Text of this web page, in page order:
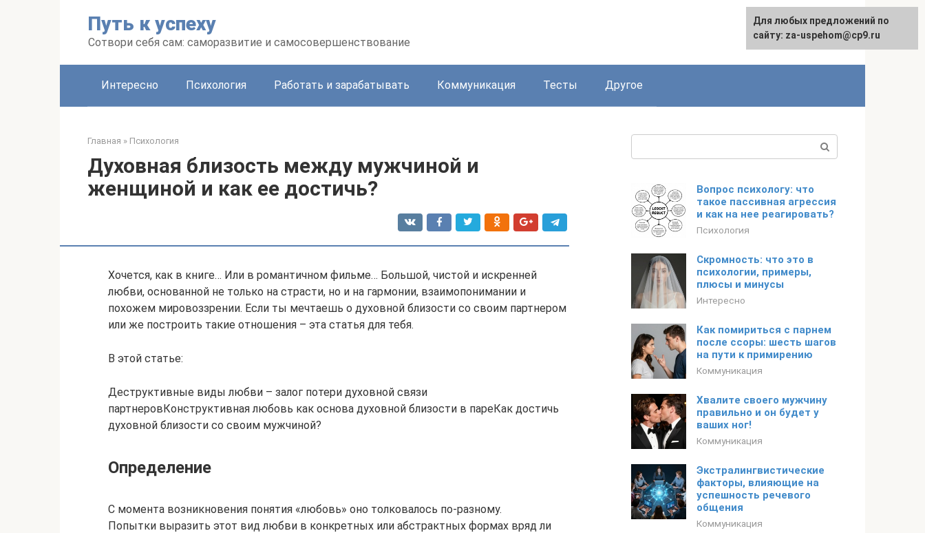
Путь к успеху
Сотвори себя сам: саморазвитие и самосовершенствование
English
Интересно Психология Работать и зарабатывать Коммуникация Тесты Другое
Главная » Психология
Духовная близость между мужчиной и
женщиной и как ее достичь?
Хочется, как в книге… Или в романтичном фильме… Большой, чистой и искренней
любви, основанной не только на страсти, но и на гармонии, взаимопонимании и
похожем мировоззрении. Если ты мечтаешь о духовной близости со своим партнером
или же построить такие отношения – эта статья для тебя.
В этой статье:
Деструктивные виды любви – залог потери духовной связи
партнеровКонструктивная любовь как основа духовной близости в пареКак достичь
духовной близости со своим мужчиной?
Определение
С момента возникновения понятия «любовь» оно толковалось по-разному.
Попытки выразить этот вид любви в конкретных или абстрактных формах вряд ли
Вопрос психологу: что
такое пассивная агрессия
и как на нее реагировать?
Психология
Скромность: что это в
психологии, примеры,
плюсы и минусы
Интересно
Как помириться с парнем
после ссоры: шесть шагов
на пути к примирению
Коммуникация
Хвалите своего мужчину
правильно и он будет у
ваших ног!
Коммуникация
Экстралингвистические
факторы, влияющие на
успешность речевого
общения
Коммуникация
Для любых предложений по
сайту: za-uspehom@cp9.ru